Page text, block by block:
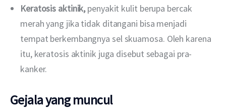
Keratosis aktinik,penyakit kulit berupa bercak
merah yang jika tidak ditangani bisa menjadi
tempat berkembangnya sel skuamosa. Oleh karena
itu, keratosis aktinik juga disebut sebagai pra-
kanker.
Gejala yang muncul